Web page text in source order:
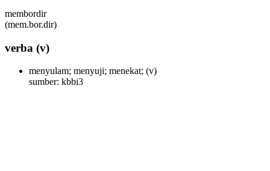
membordir
(mem.bor.dir)
verba (v)
menyulam; menyuji; menekat; (v)
sumber: kbbi3